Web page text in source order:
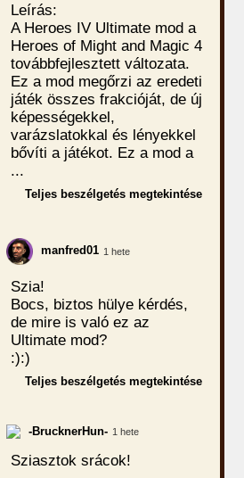
Leírás:
A Heroes IV Ultimate mod a
Heroes of Might and Magic 4
továbbfejlesztett változata.
Ez a mod megőrzi az eredeti
játék összes frakcióját, de új
képességekkel,
varázslatokkal és lényekkel
bővíti a játékot. Ez a mod a
...
Teljes beszélgetés megtekintése
manfred01 1 hete
Szia!
Bocs, biztos hülye kérdés,
de mire is való ez az
Ultimate mod?
:):)
Teljes beszélgetés megtekintése
-BrucknerHun- 1 hete
Sziasztok srácok!